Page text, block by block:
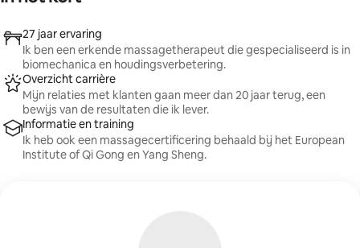
27 jaar ervaring
Ik ben een erkende massagetherapeut die gespecialiseerd is in
biomechanica en houdingsverbetering.
Overzicht carrière
Mijn relaties met klanten gaan meer dan 20 jaar terug, een
bewijs van de resultaten die ik lever.
Informatie en training
Ik heb ook een massagecertificering behaald bij het European
Institute of Qi Gong en Yang Sheng.